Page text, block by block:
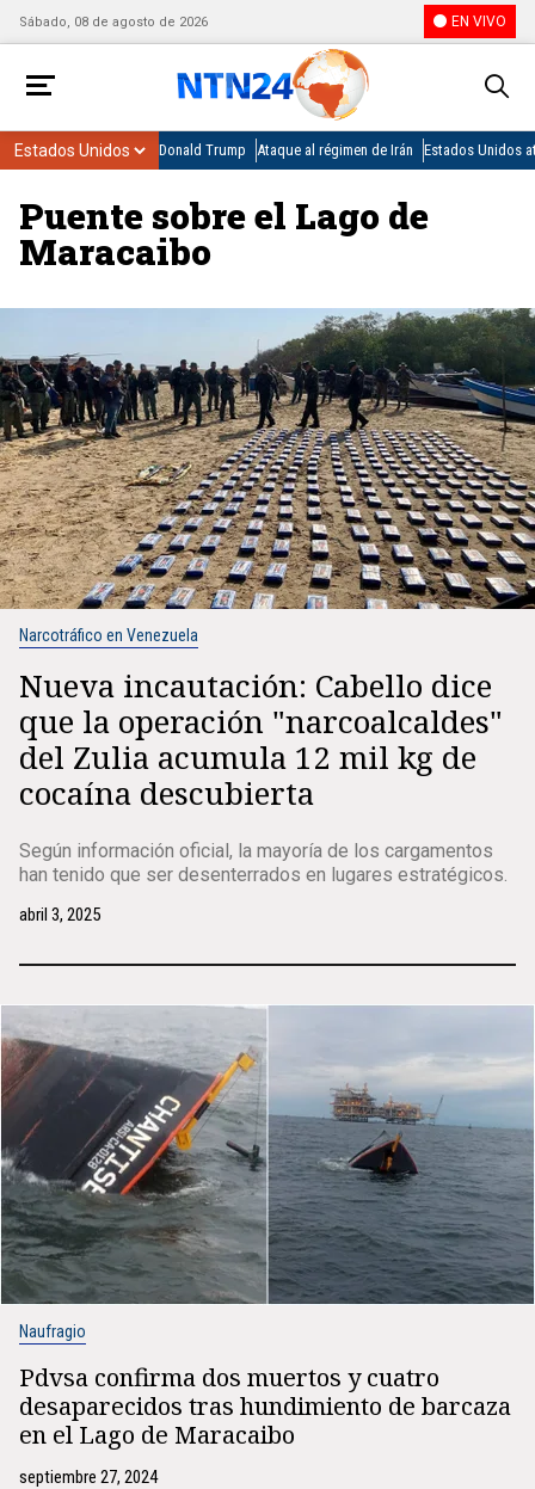
Sábado, 08 de agosto de 2026 EN VIVO
Donald Trump Ataque al régimen de Irán Estados Unidos
Puente sobre el Lago de
Maracaibo
Narcotráfico en Venezuela
Nueva incautación: Cabello dice
que la operación "narcoalcaldes"
del Zulia acumula 12 mil kg de
cocaína descubierta
Según información oficial, la mayoría de los cargamentos
han tenido que ser desenterrados en lugares estratégicos.
abril 3, 2025
Naufragio
Pdvsa confirma dos muertos y cuatro
desaparecidos tras hundimiento de barcaza
en el Lago de Maracaibo
septiembre 27, 2024